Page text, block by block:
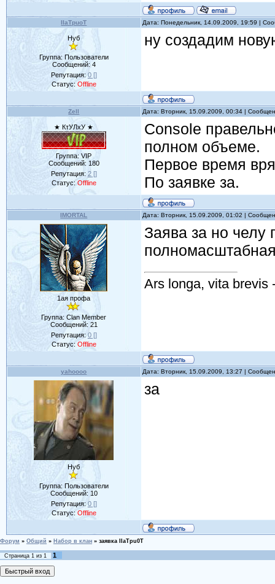
IIaTpuoT Дата: Понедельник, 14.09.2009, 19:59 |
Нуб
Группа: Пользователи
Сообщений: 4
Репутация: 0[]
Статус:Offline
ну создадим
Zell Дата: Вторник, 15.09.2009, 00:34 |
★ КтУЛхУ ★
Группа: VIP
Сообщений: 180
Репутация: 2[]
Статус:Offline
Console
полном объеме.
Первое время
По заявке за.
IMORTAL Дата: Вторник, 15.09.2009, 01:02 |
1ая профа
Группа: Clan Member
Сообщений: 21
Репутация: 0[]
Статус:Offline
Заява за но челу
Ars longa, vita brevis
yahoooo Дата: Вторник, 15.09.2009, 13:27 |
Нуб
Группа: Пользователи
Сообщений: 10
Репутация: 0[]
Статус:Offline
за
Форум » Общий » Набор в клан » заявка IIaTpu0T
Страница 1 из 1 1